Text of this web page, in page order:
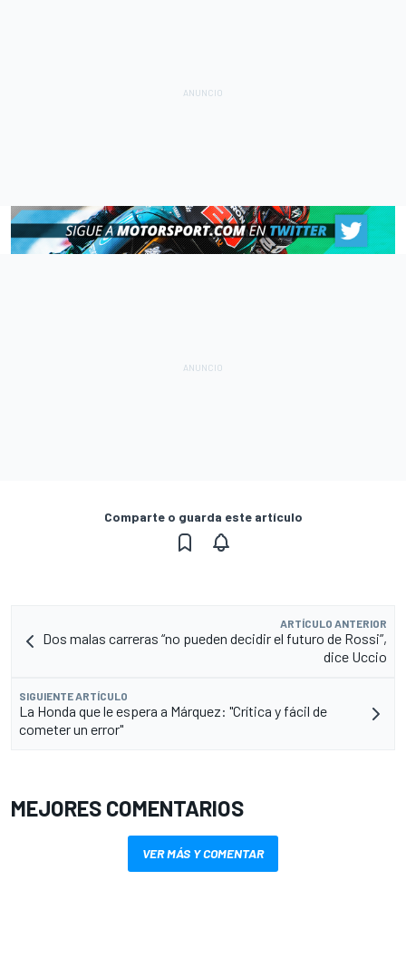
Comparte o guarda este artículo
ARTÍCULO ANTERIOR
Dos malas carreras “no pueden decidir el futuro de Rossi”,
dice Uccio
SIGUIENTE ARTÍCULO
La Honda que le espera a Márquez: "Crítica y fácil de
cometer un error"
MEJORES COMENTARIOS
VER MÁS Y COMENTAR